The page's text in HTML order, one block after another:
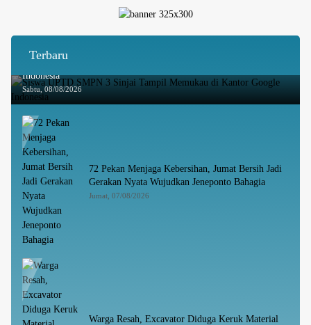
Terbaru
Siswa UPTD SMPN 3 Sinjai Tampil Memukau di Kantor Google
Indonesia
Sabtu, 08/08/2026
72 Pekan Menjaga Kebersihan, Jumat Bersih Jadi
Gerakan Nyata Wujudkan Jeneponto Bahagia
Jumat, 07/08/2026
Warga Resah, Excavator Diduga Keruk Material